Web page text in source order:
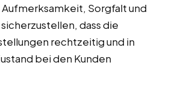
Aufmerksamkeit, Sorgfalt und
dass die
rechtzeitig und in
bei den Kunden